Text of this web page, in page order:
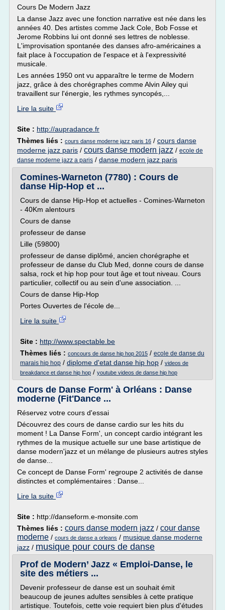
Cours De Modern Jazz
La danse Jazz avec une fonction narrative est née dans les
années 40. Des artistes comme Jack Cole, Bob Fosse et
Jerome Robbins lui ont donné ses lettres de noblesse.
L'improvisation spontanée des danses afro-américaines a
fait place à l'occupation de l'espace et à l'expressivité
musicale.
Les années 1950 ont vu apparaître le terme de Modern
jazz, grâce à des chorégraphes comme Alvin Ailey qui
travaillent sur l'énergie, les rythmes syncopés,...
Lire la suite
Site : http://aupradance.fr
Thèmes liés : cours danse moderne jazz paris 16 / cours danse
moderne jazz paris / cours danse modern jazz / ecole de
danse moderne jazz a paris / danse modern jazz paris
Comines-Warneton (7780) : Cours de
danse Hip-Hop et ...
Cours de danse Hip-Hop et actuelles - Comines-Warneton
- 40Km alentours
Cours de danse
professeur de danse
Lille (59800)
professeur de danse diplômé, ancien chorégraphe et
professeur de danse du Club Med, donne cours de danse
salsa, rock et hip hop pour tout âge et tout niveau. Cours
particulier, collectif ou au sein d'une association. ...
Cours de danse Hip-Hop
Portes Ouvertes de l'école de...
Lire la suite
Site : http://www.spectable.be
Thèmes liés : concours de danse hip hop 2015 / ecole de danse du
marais hip hop / diplome d'etat danse hip hop / videos de
breakdance et danse hip hop / youtube videos de danse hip hop
Cours de Danse Form' à Orléans : Danse
moderne (Fit'Dance ...
Réservez votre cours d'essai
Découvrez des cours de danse cardio sur les hits du
moment ! La Danse Form', un concept cardio intégrant les
rythmes de la musique actuelle sur une base artistique de
danse modern'jazz et un mélange de plusieurs autres styles
de danse...
Ce concept de Danse Form' regroupe 2 activités de danse
distinctes et complémentaires : Danse...
Lire la suite
Site : http://danseform.e-monsite.com
Thèmes liés : cours danse modern jazz / cour danse
moderne / cours de danse a orleans / musique danse moderne
jazz / musique pour cours de danse
Prof de Modern’ Jazz « Emploi-Danse, le
site des métiers ...
Devenir professeur de danse est un souhait émit
beaucoup de jeunes adultes sensibles à cette pratique
artistique. Toutefois, cette voie requiert bien plus d'études